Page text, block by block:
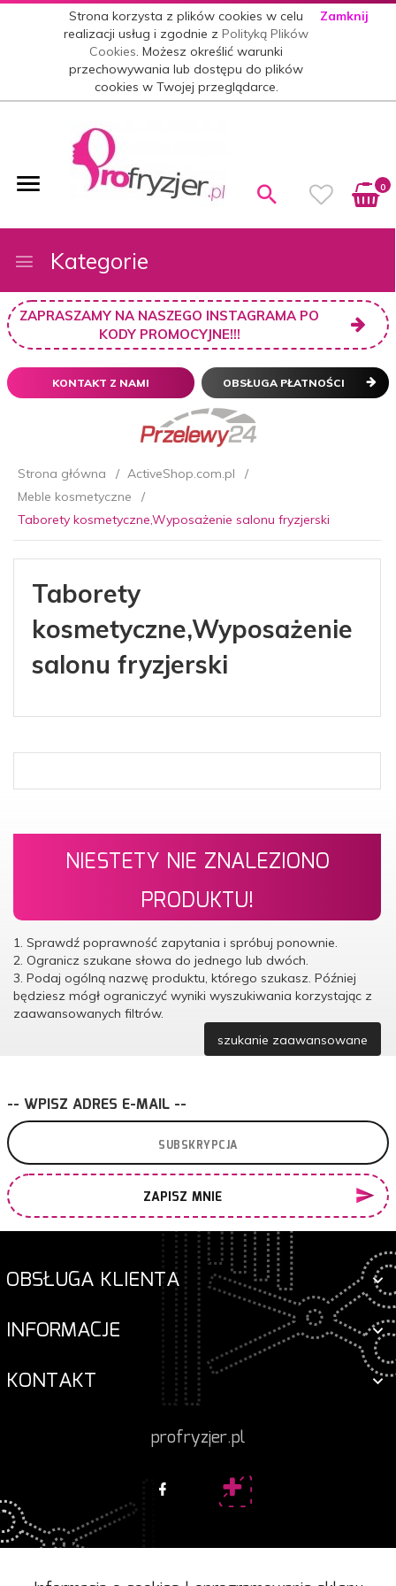
Strona korzysta z plików cookies w celu
realizacji usług i zgodnie zPolityką Plików
Cookies. Możesz określić warunki
przechowywania lub dostępu do plików
cookies w Twojej przeglądarce.
Zamknij
0
Kategorie
ZAPRASZAMY NA NASZEGO INSTAGRAMA PO
KODY PROMOCYJNE!!!
KONTAKT Z NAMI OBSŁUGA PŁATNOŚCI
Strona główna
ActiveShop.com.pl
Meble kosmetyczne
Taborety kosmetyczne,Wyposażenie salonu fryzjerski
Taborety
kosmetyczne,Wyposażenie
salonu fryzjerski
NIESTETY NIE ZNALEZIONO
PRODUKTU!
1. Sprawdź poprawność zapytania i spróbuj ponownie.
2. Ogranicz szukane słowa do jednego lub dwóch.
3. Podaj ogólną nazwę produktu, którego szukasz. Później
będziesz mógł ograniczyć wyniki wyszukiwania korzystając z
zaawansowanych filtrów.
szukanie zaawansowane
-- WPISZ ADRES E-MAIL --
ZAPISZ MNIE
OBSŁUGA KLIENTA
INFORMACJE
KONTAKT
profryzjer.pl